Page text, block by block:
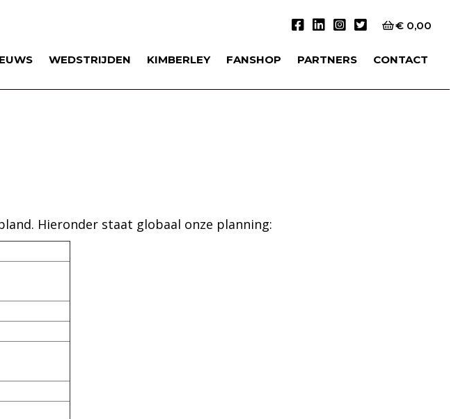
€ 0,00
WEDSTRIJDEN KIMBERLEY FANSHOP PARTNERS CONTACT
Hieronder staat globaal onze planning: